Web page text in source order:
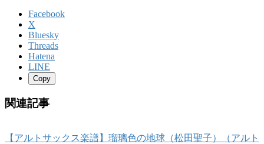
Facebook
X
Bluesky
Threads
Hatena
LINE
Copy
関連記事
【アルトサックス楽譜】瑠璃色の地球（松田聖子）（アルト